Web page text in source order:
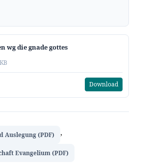
wg die gnade gottes
Download
Auslegung (PDF) ,
Evangelium (PDF)